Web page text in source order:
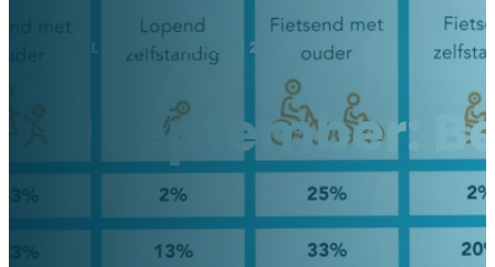
1 APRIL 2021 - 1 OKTOBER 2021
19 september: